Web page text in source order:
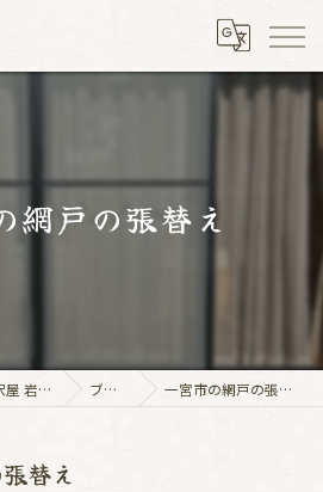
網戸の張替え
岩倉市の張替えなら金沢屋 岩倉店 ブログ 一宮市の網戸の張替え
替え